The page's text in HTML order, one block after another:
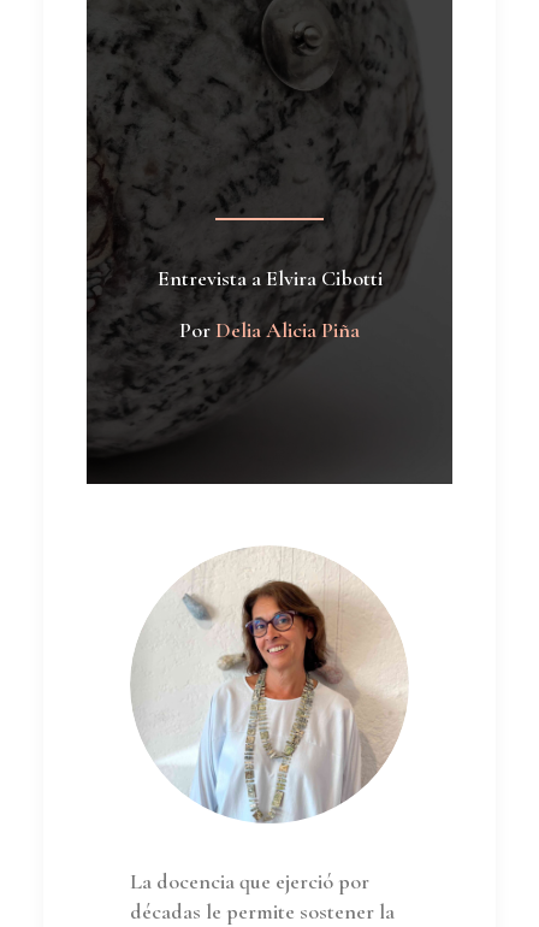
Entrevista a Elvira Cibotti
PorDelia Alicia Piña
La docencia que ejerció por
décadas le permite sostener la